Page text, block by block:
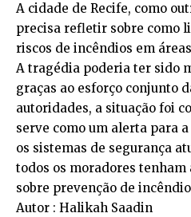
A cidade de Recife, como
precisa refletir sobre como
riscos de incêndios em
A tragédia poderia ter sido
graças ao esforço conjunto
autoridades, a situação foi
serve como um alerta para
os sistemas de segurança
todos os moradores tenham
sobre prevenção de
Autor : Halikah Saadin